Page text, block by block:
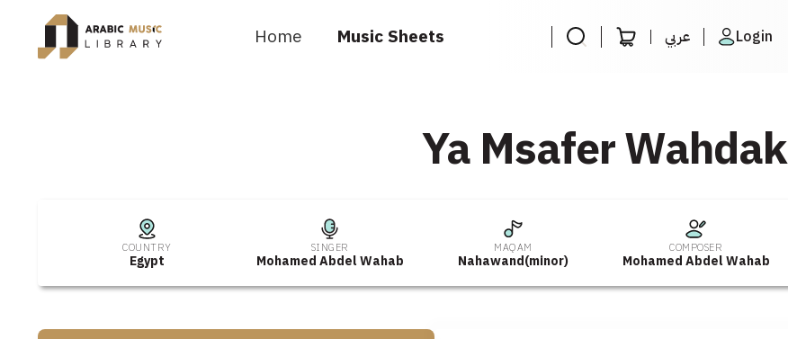
Home Music Sheets عربي Login
Ya Msafer Wahdak
COUNTRY
Egypt
SINGER
Mohamed Abdel Wahab
MAQAM
Nahawand(minor)
COMPOSER
Mohamed Abdel Wahab